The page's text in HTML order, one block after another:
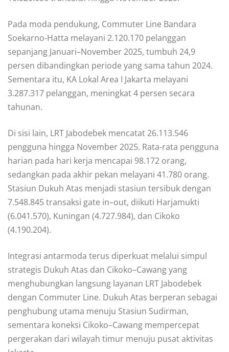
Pada moda pendukung, Commuter Line Bandara
Soekarno-Hatta melayani 2.120.170 pelanggan
sepanjang Januari–November 2025, tumbuh 24,9
persen dibandingkan periode yang sama tahun 2024.
Sementara itu, KA Lokal Area I Jakarta melayani
3.287.317 pelanggan, meningkat 4 persen secara
tahunan.
Di sisi lain, LRT Jabodebek mencatat 26.113.546
pengguna hingga November 2025. Rata-rata pengguna
harian pada hari kerja mencapai 98.172 orang,
sedangkan pada akhir pekan melayani 41.780 orang.
Stasiun Dukuh Atas menjadi stasiun tersibuk dengan
7.548.845 transaksi gate in–out, diikuti Harjamukti
(6.041.570), Kuningan (4.727.984), dan Cikoko
(4.190.204).
Integrasi antarmoda terus diperkuat melalui simpul
strategis Dukuh Atas dan Cikoko–Cawang yang
menghubungkan langsung layanan LRT Jabodebek
dengan Commuter Line. Dukuh Atas berperan sebagai
penghubung utama menuju Stasiun Sudirman,
sementara koneksi Cikoko–Cawang mempercepat
pergerakan dari wilayah timur menuju pusat aktivitas